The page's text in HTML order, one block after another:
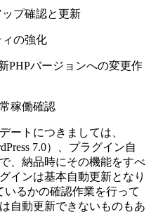
プ確認と更新
の強化
バージョンへの変更作
稼働確認
ートにつきましては、
7.0）、プラグイン自
、納品時にその機能をすべ
インは基本自動更新となり
いるかの確認作業を行って
自動更新できないものもあ